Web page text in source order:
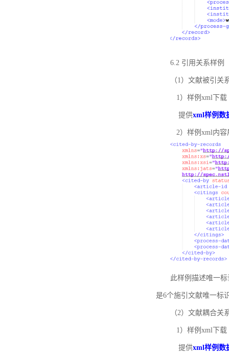
6.2 引用关系样例
（1）文献被引关
1）样例xml下载
提供xml样例数
2）样例xml内容
此样例描述唯一标
是6个施引文献唯一标
（2）文献耦合关
1）样例xml下载
提供xml样例数